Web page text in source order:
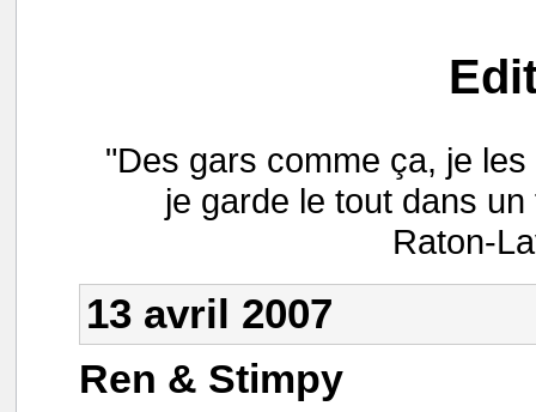
"Des gars comme ça, je
je garde le tout dans
Raton-
13 avril 2007
Ren & Stimpy